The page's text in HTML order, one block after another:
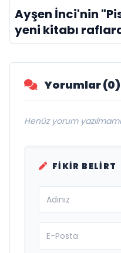
Ayşen İnci'nin
yeni kitabı
Yorumlar (0)
Henüz yorum
FIKIR BELIRT